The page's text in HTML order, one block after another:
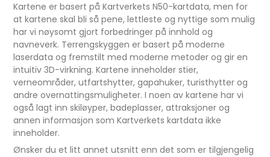
Kartene er basert på Kartverkets N50-kartdata, men for
at kartene skal bli så pene, lettleste og nyttige som mulig
har vi nøysomt gjort forbedringer på innhold og
navneverk. Terrengskyggen er basert på moderne
laserdata og fremstilt med moderne metoder og gir en
intuitiv 3D-virkning. Kartene inneholder stier,
verneområder, utfartshytter, gapahuker, turisthytter og
andre overnattingsmuligheter. I noen av kartene har vi
også lagt inn skiløyper, badeplasser, attraksjoner og
annen informasjon som Kartverkets kartdata ikke
inneholder.
Ønsker du et litt annet utsnitt enn det som er tilgjengelig